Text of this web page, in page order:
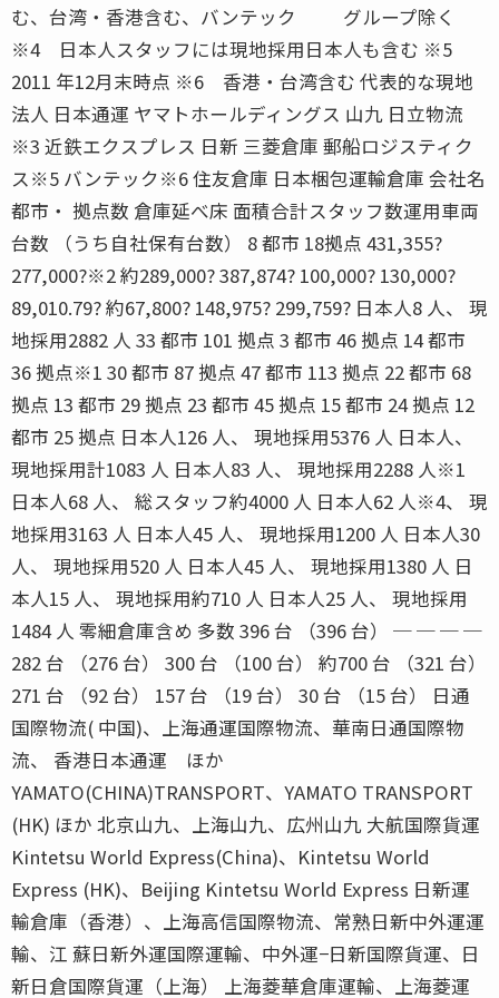
む、台湾・香港含む、バンテック グループ除く
※4 日本人スタッフには現地採用日本人も含む ※5
2011 年12月末時点 ※6 香港・台湾含む 代表的な現地
法人 日本通運 ヤマトホールディングス 山九 日立物流
※3 近鉄エクスプレス 日新 三菱倉庫 郵船ロジスティク
ス※5 バンテック※6 住友倉庫 日本梱包運輸倉庫 会社名
都市・ 拠点数 倉庫延べ床 面積合計スタッフ数運用車両
台数 （うち自社保有台数） 8 都市 18拠点 431,355?
277,000?※2 約289,000? 387,874? 100,000? 130,000?
89,010.79? 約67,800? 148,975? 299,759? 日本人8 人、 現
地採用2882 人 33 都市 101 拠点 3 都市 46 拠点 14 都市
36 拠点※1 30 都市 87 拠点 47 都市 113 拠点 22 都市 68
拠点 13 都市 29 拠点 23 都市 45 拠点 15 都市 24 拠点 12
都市 25 拠点 日本人126 人、 現地採用5376 人 日本人、
現地採用計1083 人 日本人83 人、 現地採用2288 人※1
日本人68 人、 総スタッフ約4000 人 日本人62 人※4、 現
地採用3163 人 日本人45 人、 現地採用1200 人 日本人30
人、 現地採用520 人 日本人45 人、 現地採用1380 人 日
本人15 人、 現地採用約710 人 日本人25 人、 現地採用
1484 人 零細倉庫含め 多数 396 台 （396 台） ─ ─ ─ ─
282 台 （276 台） 300 台 （100 台） 約700 台 （321 台）
271 台 （92 台） 157 台 （19 台） 30 台 （15 台） 日通
国際物流( 中国)、上海通運国際物流、華南日通国際物
流、 香港日本通運 ほか
YAMATO(CHINA)TRANSPORT、YAMATO TRANSPORT
(HK) ほか 北京山九、上海山九、広州山九 大航国際貨運
Kintetsu World Express(China)、Kintetsu World
Express (HK)、Beijing Kintetsu World Express 日新運
輸倉庫（香港）、上海高信国際物流、常熟日新中外運運
輸、江 蘇日新外運国際運輸、中外運−日新国際貨運、日
新日倉国際貨運（上海） 上海菱華倉庫運輸、上海菱運